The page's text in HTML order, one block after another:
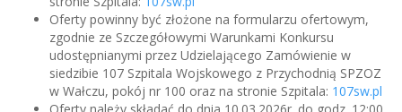
Oferty powinny być złożone na formularzu ofertowym,
zgodnie ze Szczegółowymi Warunkami Konkursu
udostępnianymi przez Udzielającego Zamówienie w
siedzibie 107 Szpitala Wojskowego z Przychodnią SPZOZ
w Wałczu, pokój nr 100 oraz na stronie Szpitala: 107sw.pl